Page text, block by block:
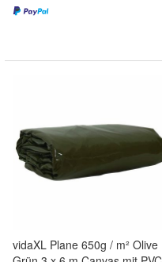
vidaXL Plane 650g / m² Olive